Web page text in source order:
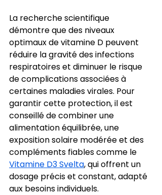
La recherche scientifique
démontre que des niveaux
optimaux de vitamine D peuvent
réduire la gravité des infections
respiratoires et diminuer le risque
de complications associées à
certaines maladies virales. Pour
garantir cette protection, il est
conseillé de combiner une
alimentation équilibrée, une
exposition solaire modérée et des
compléments fiables comme le
Vitamine D3 Svelta, qui offrent un
dosage précis et constant, adapté
aux besoins individuels.